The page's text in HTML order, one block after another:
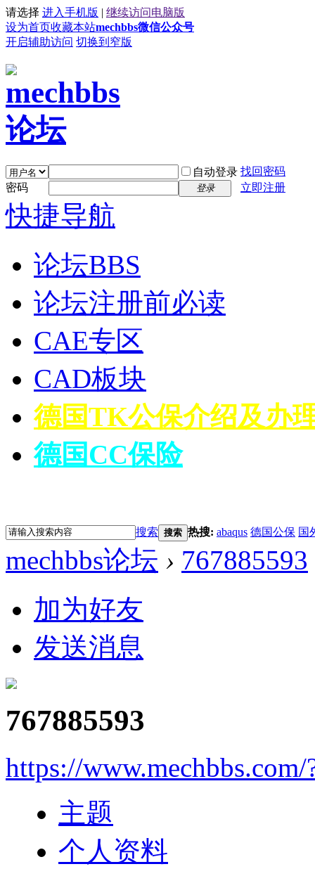
请选择 进入手机版 | 继续访问电脑版
设为首页收藏本站mechbbs微信公众号
开启辅助访问 切换到窄版
自动登录 找回密码
密码
登录 立即注册
快捷导航
论坛BBS
论坛注册前必读
CAE专区
CAD板块
德国TK公保介绍及办
德国CC保险
搜索 搜索 热搜: abaqus 德国公保 国
mechbbs论坛 › 767885593
加为好友
发送消息
767885593
https://www.mechbbs.com/
主题
个人资料